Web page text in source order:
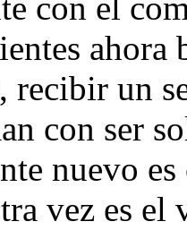
con el
recibir un
con ser
nuevo
vez es el